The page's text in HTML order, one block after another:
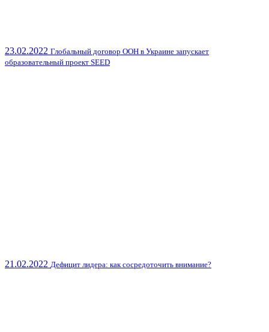
23.02.2022 Глобальный договор ООН в Украине запускает
образовательный проект SEED
21.02.2022 Дефицит лидера: как сосредоточить внимание?